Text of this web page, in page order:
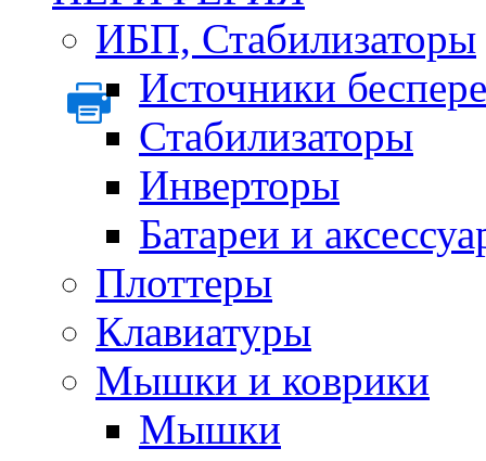
ИБП, Стабилизаторы
Источники
Стабилизаторы
Инверторы
Батареи и
Плоттеры
Клавиатуры
Мышки и коврики
Мышки